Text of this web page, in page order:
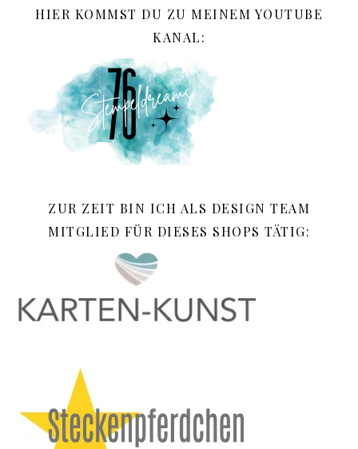
HIER KOMMST DU ZU MEINEM YOUTUBE
KANAL:
ZUR ZEIT BIN ICH ALS DESIGN TEAM
MITGLIED FÜR DIESES SHOPS TÄTIG: